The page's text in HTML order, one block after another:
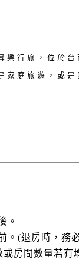
樂行旅，位於
家庭旅遊，或
。
。(退房時，務
房間數量若有